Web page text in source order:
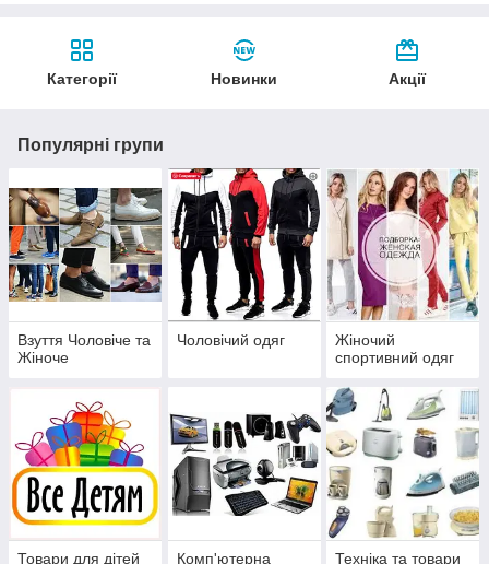
Категорії Новинки Акції
Популярні групи
Взуття Чоловіче та
Жіноче
Чоловічий одяг
Жіночий
спортивний одяг
Товари для дітей
Комп'ютерна
Техніка та товари